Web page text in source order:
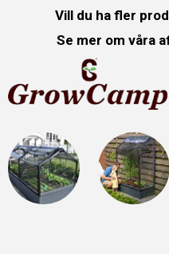
Vill du ha fler
Se mer om våra